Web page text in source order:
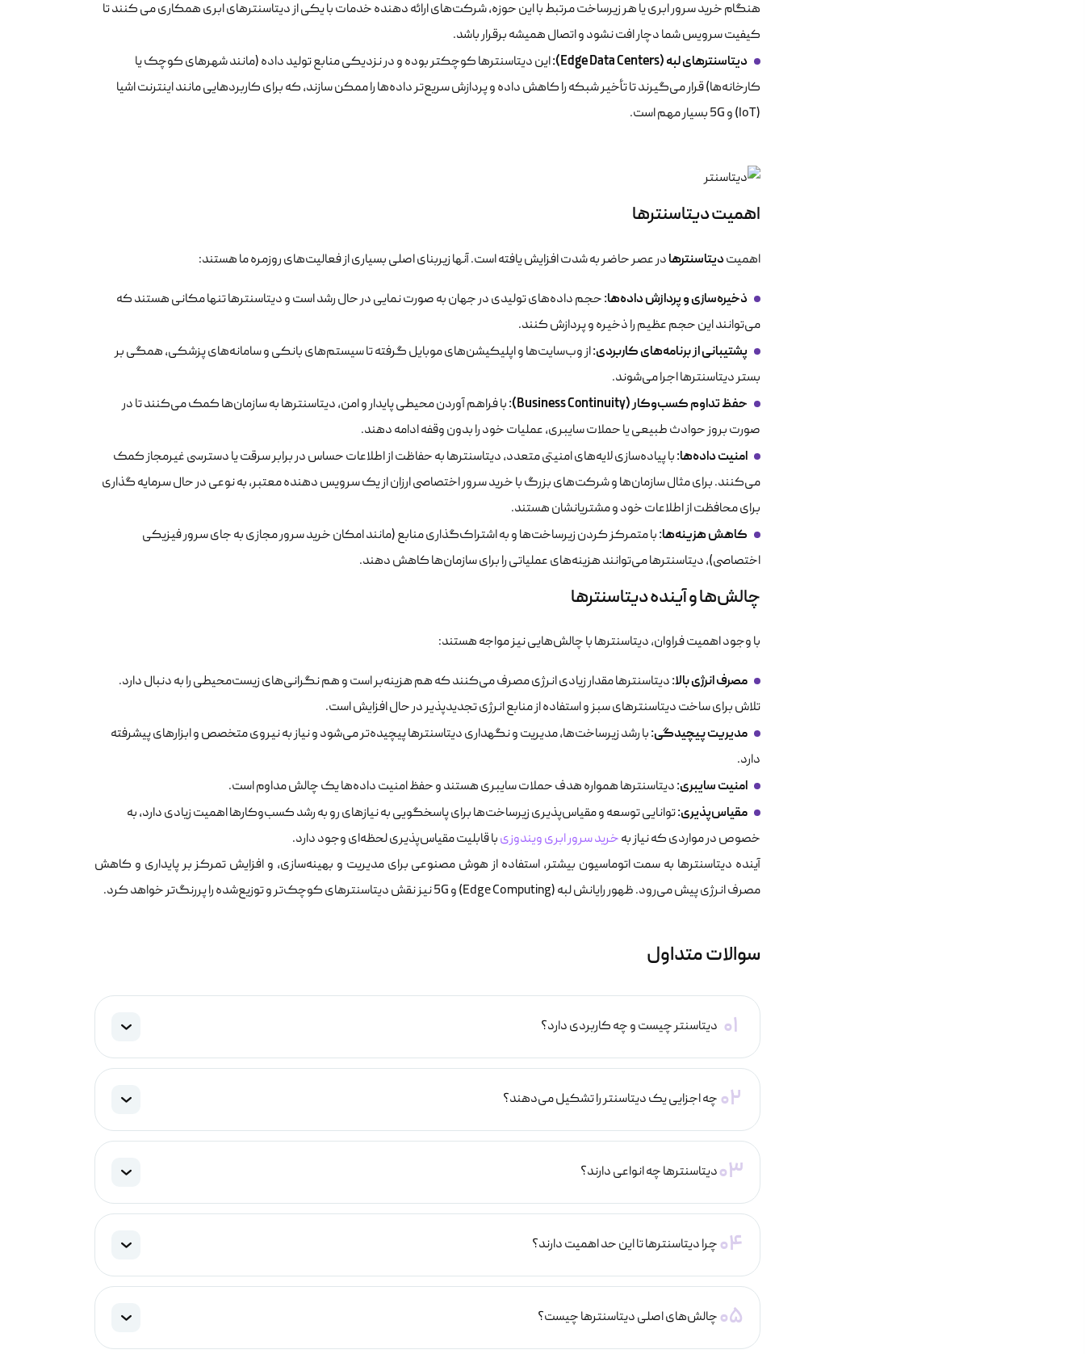
هنگام خرید سرور ابری یا هر زیرساخت مرتبط با این حوزه، شرکت‌های ارائه دهنده خدمات با یکی از دیتاسنترهای ابری همکاری می کنند تا
کیفیت سرویس شما دچار افت نشود و اتصال همیشه برقرار باشد.
دیتاسنترهای لبه (Edge Data Centers):
این دیتاسنترها کوچکتر بوده و در نزدیکی منابع تولید داده (مانند شهرهای کوچک یا
کارخانه‌ها) قرار می‌گیرند تا تأخیر شبکه را کاهش داده و پردازش سریع‌تر داده‌ها را ممکن سازند، که برای کاربردهایی مانند اینترنت اشیا
(IoT) و 5G بسیار مهم است.
اهمیت دیتاسنترها
اهمیتدیتاسنترهادر عصر حاضر به شدت افزایش یافته است. آنها زیربنای اصلی بسیاری از فعالیت‌های روزمره ما هستند:
ذخیره‌سازی و پردازش داده‌ها:حجم داده‌های تولیدی در جهان به صورت نمایی در حال رشد است و دیتاسنترها تنها مکانی هستند که
می‌توانند این حجم عظیم را ذخیره و پردازش کنند.
پشتیبانی از برنامه‌های کاربردی:از وب‌سایت‌ها و اپلیکیشن‌های موبایل گرفته تا سیستم‌های بانکی و سامانه‌های پزشکی، همگی بر
بستردیتاسنترهااجرا می‌شوند.
حفظ تداوم کسب‌وکار (Business Continuity):
با فراهم آوردن محیطی پایدار و امن، دیتاسنترها به سازمان‌ها کمک می‌کنند تا در
صورت بروز حوادث طبیعی یا حملات سایبری، عملیات خود را بدون وقفه ادامه دهند.
امنیت داده‌ها:با پیاده‌سازی لایه‌های امنیتی متعدد، دیتاسنترها به حفاظت از اطلاعات حساس در برابر سرقت یا دسترسی غیرمجاز کمک
می‌کنند. برای مثال سازمان‌ها و شرکت‌های بزرگ با خرید سرور اختصاصی ارزان از یک سرویس دهنده معتبر، به نوعی در حال سرمایه گذاری
برای محافظت از اطلاعات خود و مشتریانشان هستند.
کاهش هزینه‌ها:با متمرکز کردن زیرساخت‌ها و به اشتراک‌گذاری منابع (مانند امکان خرید سرور مجازی به جای سرور فیزیکی
اختصاصی)، دیتاسنترها می‌توانند هزینه‌های عملیاتی را برای سازمان‌ها کاهش دهند.
چالش‌ها و آینده دیتاسنترها
با وجود اهمیت فراوان، دیتاسنترها با چالش‌هایی نیز مواجه هستند:
مصرف انرژی بالا:دیتاسنترها مقدار زیادی انرژی مصرف می‌کنند که هم هزینه‌بر است و هم نگرانی‌های زیست‌محیطی را به دنبال دارد.
تلاش برای ساخت دیتاسنترهای سبز و استفاده از منابع انرژی تجدیدپذیر در حال افزایش است.
مدیریت پیچیدگی:با رشد زیرساخت‌ها، مدیریت و نگهداری دیتاسنترها پیچیده‌تر می‌شود و نیاز به نیروی متخصص و ابزارهای پیشرفته
دارد.
امنیت سایبری:دیتاسنترها همواره هدف حملات سایبری هستند و حفظ امنیت داده‌ها یک چالش مداوم است.
مقیاس‌پذیری:توانایی توسعه و مقیاس‌پذیری زیرساخت‌ها برای پاسخگویی به نیازهای رو به رشد کسب‌وکارها اهمیت زیادی دارد، به
خصوص در مواردی که نیاز بهخرید سرور ابری ویندوزیبا قابلیت مقیاس‌پذیری لحظه‌ای وجود دارد.
آینده دیتاسنترها به سمت اتوماسیون بیشتر، استفاده از هوش مصنوعی برای مدیریت و بهینه‌سازی، و افزایش تمرکز بر پایداری و کاهش
مصرف انرژی پیش می‌رود. ظهور رایانش لبه (Edge Computing) و 5G نیز نقش دیتاسنترهای کوچک‌تر و توزیع‌شده را پررنگ‌تر خواهد کرد.
سوالات متداول
01 دیتاسنتر چیست و چه کاربردی دارد؟
02 چه اجزایی یک دیتاسنتر را تشکیل می‌دهند؟
03دیتاسنترها چه انواعی دارند؟
04چرا دیتاسنترها تا این حد اهمیت دارند؟
05چالش‌های اصلی دیتاسنترها چیست؟